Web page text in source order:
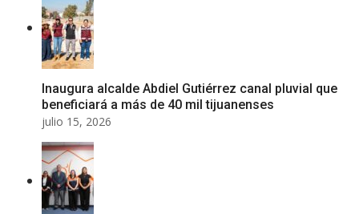
Inaugura alcalde Abdiel Gutiérrez canal pluvial que
beneficiará a más de 40 mil tijuanenses
julio 15, 2026